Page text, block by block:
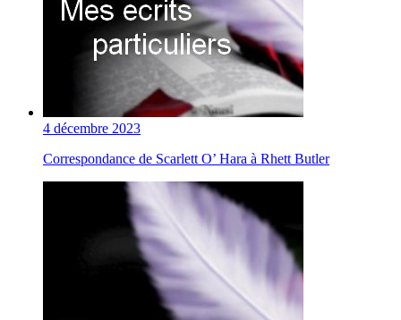
4 décembre 2023
Correspondance de Scarlett O’ Hara à Rhett Butler